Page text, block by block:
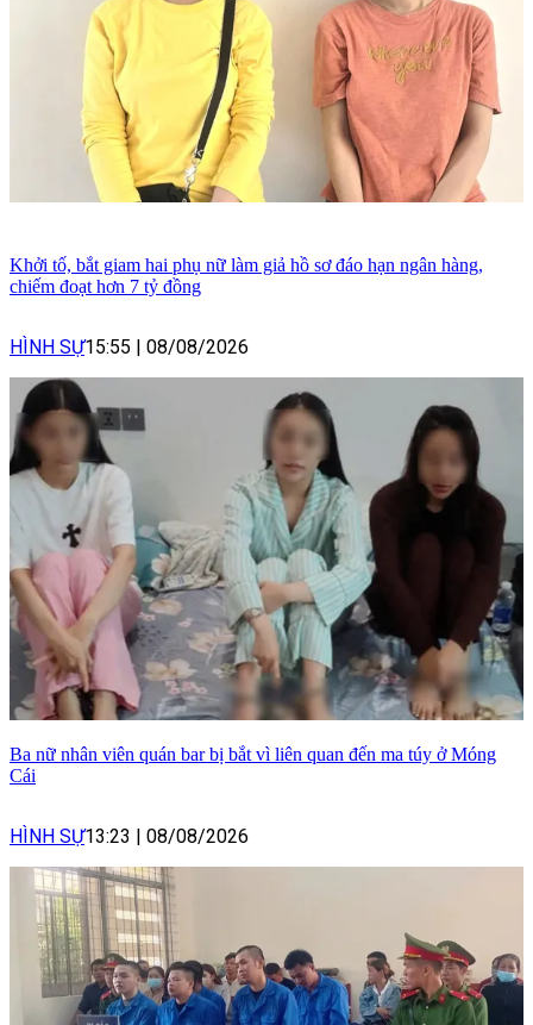
Khởi tố, bắt giam hai phụ nữ làm giả hồ sơ đáo hạn ngân hàng,
chiếm đoạt hơn 7 tỷ đồng
HÌNH SỰ15:55 08/08/2026
Ba nữ nhân viên quán bar bị bắt vì liên quan đến ma túy ở Móng
Cái
HÌNH SỰ13:23 08/08/2026